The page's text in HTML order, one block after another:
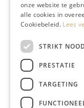
onze website te
alle cookies in
Cookiebeleid. Lees
STRIKT
PRESTATIE
TARGETING